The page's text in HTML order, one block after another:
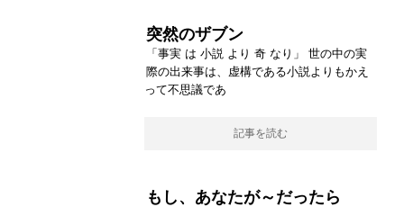
突然のザブン
「事実 は 小説 より 奇 なり」 世の中の実
際の出来事は、虚構である小説よりもかえ
って不思議であ
記事を読む
もし、あなたが～だったら